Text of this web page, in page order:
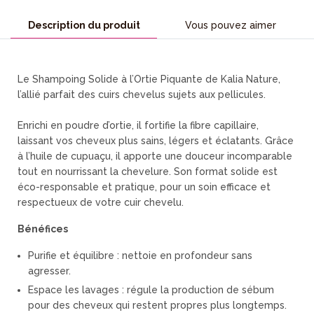
Description du produit Vous pouvez aimer
Le Shampoing Solide à l’Ortie Piquante de Kalia Nature,
l’allié parfait des cuirs chevelus sujets aux pellicules.
Enrichi en poudre d’ortie, il fortifie la fibre capillaire,
laissant vos cheveux plus sains, légers et éclatants. Grâce
à l’huile de cupuaçu, il apporte une douceur incomparable
tout en nourrissant la chevelure. Son format solide est
éco-responsable et pratique, pour un soin efficace et
respectueux de votre cuir chevelu.
Bénéfices
Purifie et équilibre : nettoie en profondeur sans
agresser.
Espace les lavages : régule la production de sébum
pour des cheveux qui restent propres plus longtemps.